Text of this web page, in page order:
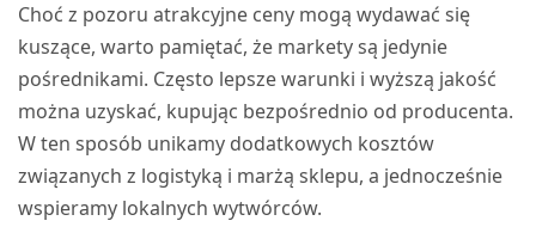
Choć z pozoru atrakcyjne ceny mogą wydawać się
kuszące, warto pamiętać, że markety są jedynie
pośrednikami. Często lepsze warunki i wyższą jakość
można uzyskać, kupując bezpośrednio od producenta.
W ten sposób unikamy dodatkowych kosztów
związanych z logistyką i marżą sklepu, a jednocześnie
wspieramy lokalnych wytwórców.